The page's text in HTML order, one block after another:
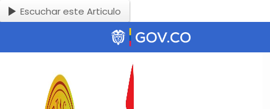
Escuchar este Articulo